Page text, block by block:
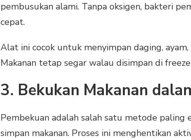
pembusukan alami. Tanpa oksigen, bakteri
cepat.
Alat ini cocok untuk menyimpan daging,
Makanan tetap segar walau disimpan di
3. Bekukan Makanan
Pembekuan adalah salah satu metode
simpan makanan. Proses ini menghentikan